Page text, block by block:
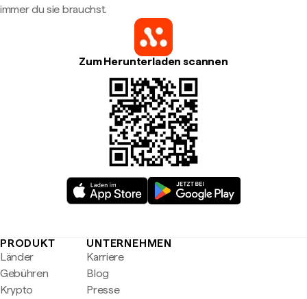
immer du sie brauchst.
Zum Herunterladen scannen
PRODUKT
Länder
Gebühren
Krypto
UNTERNEHMEN
Karriere
Blog
Presse